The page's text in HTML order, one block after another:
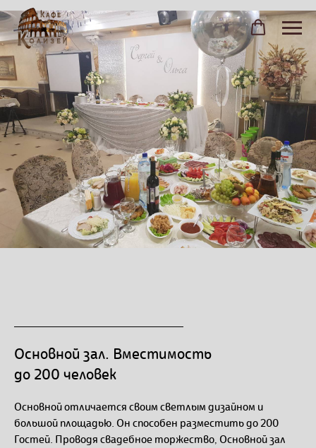
Основной зал. Вместимость
до 200 человек
Основной отличается своим светлым дизайном и
большой площадью. Он способен разместить до 200
Гостей. Проводя свадебное торжество, Основной зал